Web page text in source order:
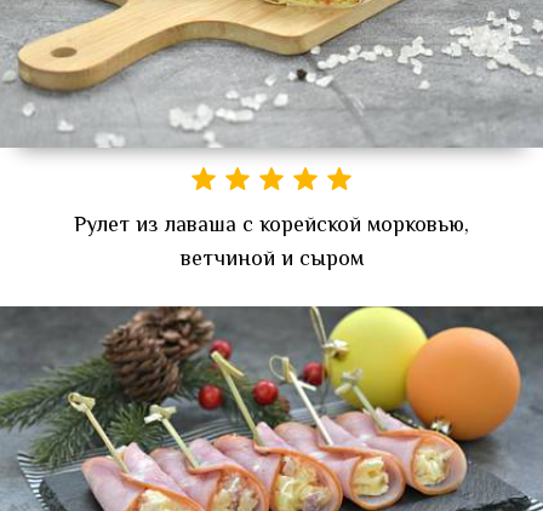
Рулет из лаваша с корейской морковью,
ветчиной и сыром